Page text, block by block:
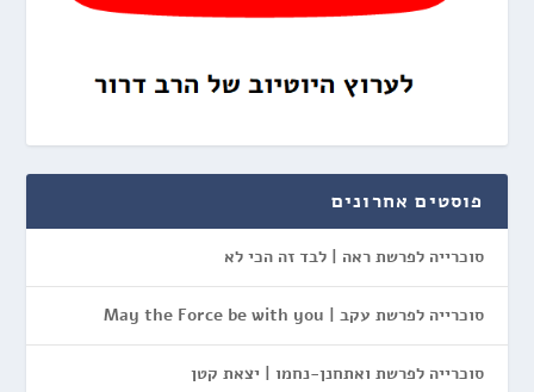
פוסטים אחרונים
סוכרייה לפרשת ראה | לבד זה הכי לא
סוכרייה לפרשת עקב | May the Force be with you
סוכרייה לפרשת ואתחנן-נחמו | יצאת קטן